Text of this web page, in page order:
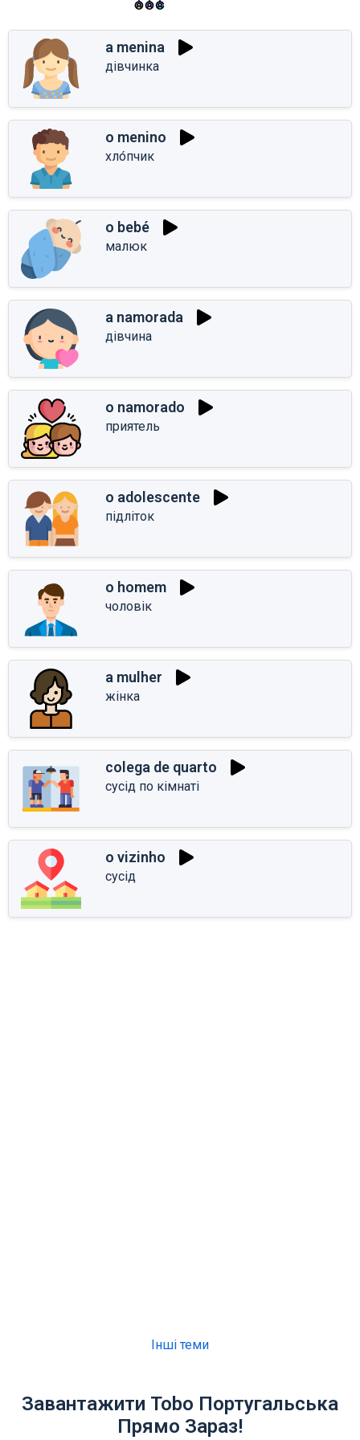
a menina
дівчинка
o menino
хло́пчик
o bebé
малюк
a namorada
дівчина
o namorado
приятель
o adolescente
підліток
o homem
чоловік
a mulher
жінка
colega de quarto
сусід по кімнаті
o vizinho
сусід
Інші теми
Завантажити Tobo Португальська
Прямо Зараз!